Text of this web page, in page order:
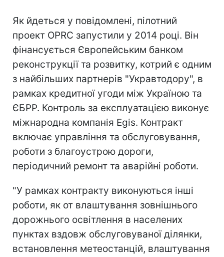
Як йдеться у повідомлені, пілотний
проект OPRC запустили у 2014 році. Він
фінансується Європейським банком
реконструкції та розвитку, котрий є одним
з найбільших партнерів "Укравтодору", в
рамках кредитної угоди між Україною та
ЄБРР. Контроль за експлуатацією виконує
міжнародна компанія Egis. Контракт
включає управління та обслуговування,
роботи з благоустрою дороги,
періодичний ремонт та аварійні роботи.
"У рамках контракту виконуються інші
роботи, як от влаштування зовнішнього
дорожнього освітлення в населених
пунктах вздовж обслуговуваної ділянки,
встановлення метеостанцій, влаштування